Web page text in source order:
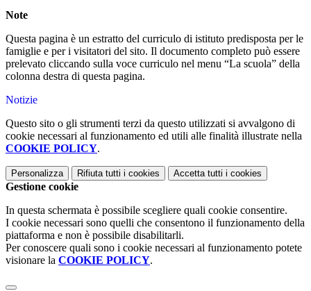
Note
Questa pagina è un estratto del curriculo di istituto predisposta per le
famiglie e per i visitatori del sito. Il documento completo può essere
prelevato cliccando sulla voce curriculo nel menu “La scuola” della
colonna destra di questa pagina.
Notizie
Questo sito o gli strumenti terzi da questo utilizzati si avvalgono di
cookie necessari al funzionamento ed utili alle finalità illustrate nella
COOKIE POLICY.
Personalizza Rifiuta tutti i cookies Accetta tutti i cookies
Gestione cookie
In questa schermata è possibile scegliere quali cookie consentire.
I cookie necessari sono quelli che consentono il funzionamento della
piattaforma e non è possibile disabilitarli.
Per conoscere quali sono i cookie necessari al funzionamento potete
visionare la COOKIE POLICY.